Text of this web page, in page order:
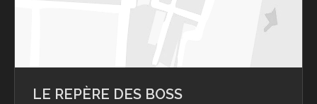
LE REPÈRE DES BOSS